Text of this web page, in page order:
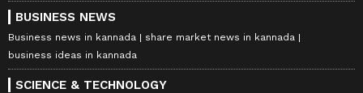
BUSINESS NEWS
Business news in kannada
share market news in kannada
business ideas in kannada
SCIENCE & TECHNOLOGY